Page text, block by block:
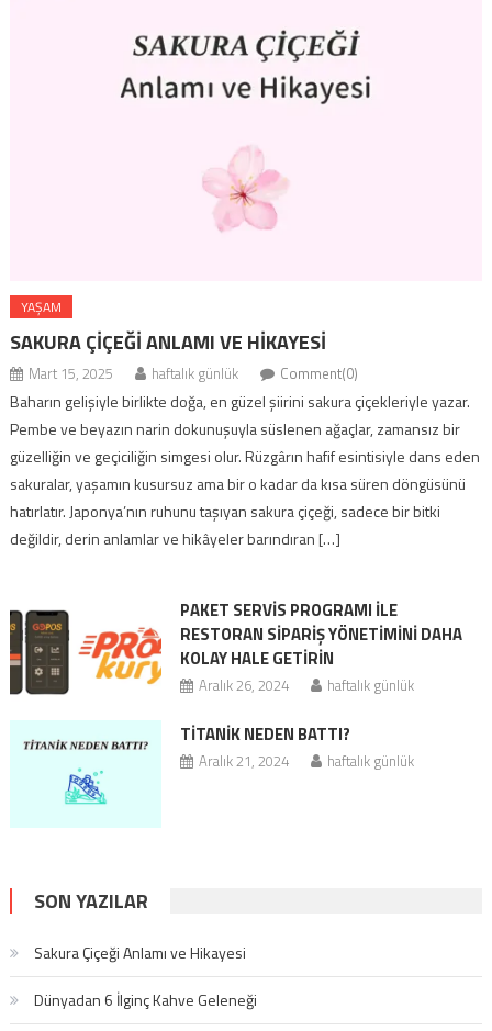
YAŞAM
SAKURA ÇIÇEĞI ANLAMI VE HIKAYESI
Mart 15, 2025 haftalık günlük Comment(0)
Baharın gelişiyle birlikte doğa, en güzel şiirini sakura çiçekleriyle yazar.
Pembe ve beyazın narin dokunuşuyla süslenen ağaçlar, zamansız bir
güzelliğin ve geçiciliğin simgesi olur. Rüzgârın hafif esintisiyle dans eden
sakuralar, yaşamın kusursuz ama bir o kadar da kısa süren döngüsünü
hatırlatır. Japonya’nın ruhunu taşıyan sakura çiçeği, sadece bir bitki
değildir, derin anlamlar ve hikâyeler barındıran […]
PAKET SERVIS PROGRAMI ILE
RESTORAN SIPARIŞ YÖNETIMINI DAHA
KOLAY HALE GETIRIN
Aralık 26, 2024 haftalık günlük
TITANIK NEDEN BATTI?
Aralık 21, 2024 haftalık günlük
SON YAZILAR
Sakura Çiçeği Anlamı ve Hikayesi
Dünyadan 6 İlginç Kahve Geleneği